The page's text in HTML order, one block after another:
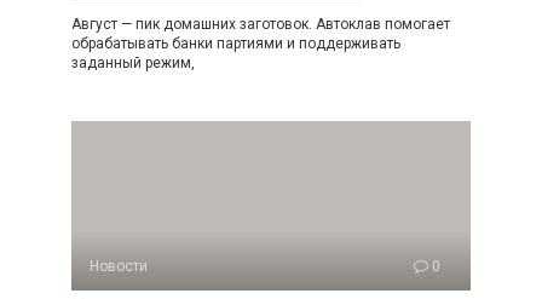
Август — пик домашних заготовок. Автоклав помогает
обрабатывать банки партиями и поддерживать
заданный режим,
Новости 0